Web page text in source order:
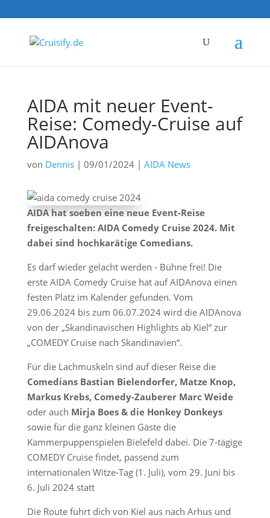
AIDA mit neuer Event-
Reise: Comedy-Cruise auf
AIDAnova
von Dennis| 09/01/2024| AIDA News
AIDA hat soeben eine neue Event-Reise
freigeschalten: AIDA Comedy Cruise 2024. Mit
dabei sind hochkarätige Comedians.
Es darf wieder gelacht werden - Bühne frei! Die
erste AIDA Comedy Cruise hat auf AIDAnova einen
festen Platz im Kalender gefunden. Vom
29.06.2024 bis zum 06.07.2024 wird die AIDAnova
von der „Skandinavischen Highlights ab Kiel“ zur
„COMEDY Cruise nach Skandinavien“.
Für die Lachmuskeln sind auf dieser Reise die
Comedians Bastian Bielendorfer, Matze Knop,
Markus Krebs, Comedy-Zauberer Marc Weide
oder auch Mirja Boes & die Honkey Donkeys
sowie für die ganz kleinen Gäste die
Kammerpuppenspielen Bielefeld dabei. Die 7-tägige
COMEDY Cruise findet, passend zum
internationalen Witze-Tag (1. Juli), vom 29. Juni bis
6. Juli 2024 statt
Die Route führt dich von Kiel aus nach Arhus und